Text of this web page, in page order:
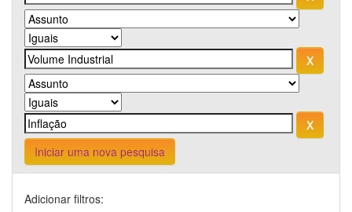
Iniciar uma nova pesquisa
Adicionar filtros: